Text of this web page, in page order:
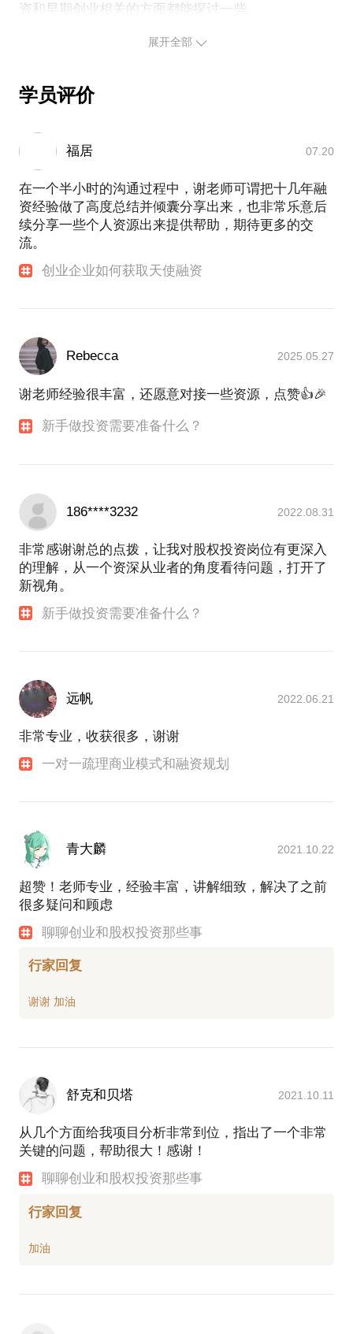
资和早期创业相关的方面都能探讨一些。
我是谢珩，目前是万青资本创始合伙人，专注于企业
我毕业于西北工业大学，8年风险投资、创业融资从业
关于心态：无论是创业还是在投资领域做职业规划，
总的思路还是要建议注重学习和积累，厚积薄发，固
本清源。做企业的要好好做业务，做产品，把用户和
客户服务好；做投资的要扎扎实实学习理论基础，大
量看项目，一个一个攒项目经验，不要贪多图快。总
之希望大家都能在在行这个平台上学习进步，找到自
己需要的知识和资源吧。
1、维西资本期间：协同公司团队参与投资591结婚网
协同公司团队参与二手工程机械拍卖公司易极拍（投
资额1000万）以及蓝领就业招聘系统中劳网（投资额
数百万）的preA直投工作。
2、天使投资：作为个人天使，投资了科普教育（青少
年南北极科考）中科耀华项目100万人民币，正在执
后协助完成闪修侠（手机上门维修平台）B轮5000投
资，拍库（跨境艺术品拍卖平台）A/B轮数千万融
资，包大师（奢侈品服务平台）preA/A轮数千万融
资，天鹅湖畔（少年芭蕾舞培训）preA轮数百万融
资，以及正在服务的翎客航天等航天军工项目融资服
务。
展开全部
学员评价
福居 07.20
在一个半小时的沟通过程中，谢老师可谓把十几年融
资经验做了高度总结并倾囊分享出来，也非常乐意后
续分享一些个人资源出来提供帮助，期待更多的交
流。
创业企业如何获取天使融资
Rebecca 2025.05.27
谢老师经验很丰富，还愿意对接一些资源，点赞👍🎉
新手做投资需要准备什么？
186****3232 2022.08.31
非常感谢谢总的点拨，让我对股权投资岗位有更深入
的理解，从一个资深从业者的角度看待问题，打开了
新视角。
新手做投资需要准备什么？
远帆 2022.06.21
非常专业，收获很多，谢谢
一对一疏理商业模式和融资规划
青大麟 2021.10.22
超赞！老师专业，经验丰富，讲解细致，解决了之前
很多疑问和顾虑
聊聊创业和股权投资那些事
行家回复
舒克和贝塔 2021.10.11
从几个方面给我项目分析非常到位，指出了一个非常
关键的问题，帮助很大！感谢！
聊聊创业和股权投资那些事
行家回复